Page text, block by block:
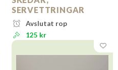
SERVETTRINGAR
Avslutat rop
125 kr